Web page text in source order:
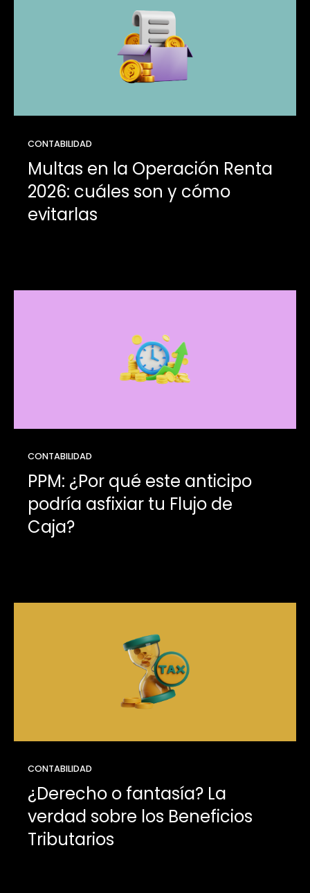
CONTABILIDAD
Multas en la Operación Renta
2026: cuáles son y cómo
evitarlas
CONTABILIDAD
PPM: ¿Por qué este anticipo
podría asfixiar tu Flujo de
Caja?
CONTABILIDAD
¿Derecho o fantasía? La
verdad sobre los Beneficios
Tributarios